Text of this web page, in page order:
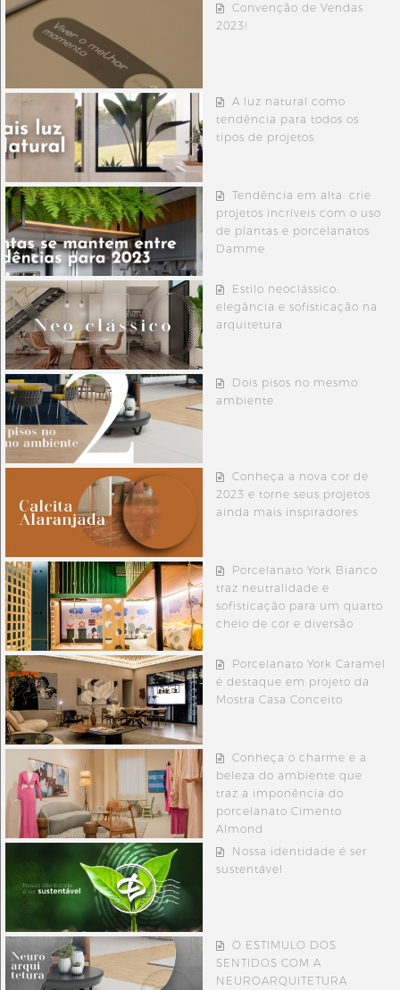
Convenção de Vendas
2023!
A luz natural como
tendência para todos os
tipos de projetos
Tendência em alta: crie
projetos incríveis com o uso
de plantas e porcelanatos
Damme
Estilo neoclássico:
elegância e sofisticação na
arquitetura
Dois pisos no mesmo
ambiente
Conheça a nova cor de
2023 e torne seus projetos
ainda mais inspiradores
Porcelanato York Bianco
traz neutralidade e
sofisticação para um quarto
cheio de cor e diversão
Porcelanato York Caramel
é destaque em projeto da
Mostra Casa Conceito
Conheça o charme e a
beleza do ambiente que
traz a imponência do
porcelanato Cimento
Almond
Nossa identidade é ser
sustentável
O ESTIMULO DOS
SENTIDOS COM A
NEUROARQUITETURA